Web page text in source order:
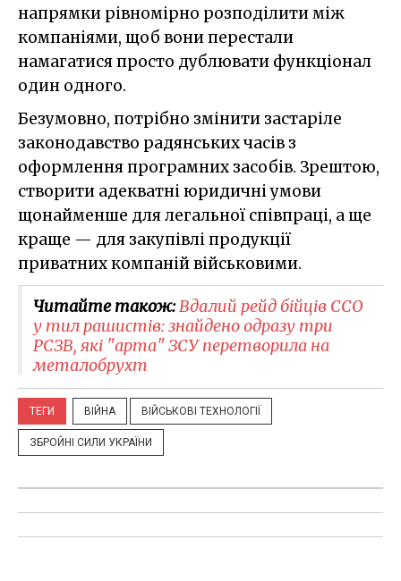
напрямки рівномірно розподілити між
компаніями, щоб вони перестали
намагатися просто дублювати функціонал
один одного.
Безумовно, потрібно змінити застаріле
законодавство радянських часів з
оформлення програмних засобів. Зрештою,
створити адекватні юридичні умови
щонайменше для легальної співпраці, а ще
краще — для закупівлі продукції
приватних компаній військовими.
Читайте також:Вдалий рейд бійців ССО
у тил рашистів: знайдено одразу три
РСЗВ, які "арта" ЗСУ перетворила на
металобрухт
ТЕГИ ВІЙНА ВІЙСЬКОВІ ТЕХНОЛОГІЇ
ЗБРОЙНІ СИЛИ УКРАЇНИ